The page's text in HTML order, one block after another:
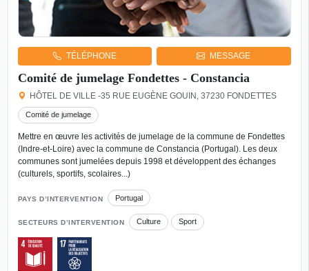
TÉLÉPHONE MESSAGE
Comité de jumelage Fondettes - Constancia
HÔTEL DE VILLE -35 RUE EUGÈNE GOUIN, 37230 FONDETTES
Comité de jumelage
Mettre en œuvre les activités de jumelage de la commune de Fondettes
(Indre-et-Loire) avec la commune de Constancia (Portugal). Les deux
communes sont jumelées depuis 1998 et développent des échanges
(culturels, sportifs, scolaires...)
PAYS D’INTERVENTION Portugal
SECTEURS D’INTERVENTION Culture Sport